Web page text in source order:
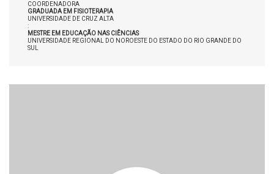
COORDENADORA
GRADUADA EM FISIOTERAPIA
UNIVERSIDADE DE CRUZ ALTA
:
MESTRE EM EDUCAÇÃO NAS CIÊNCIAS
UNIVERSIDADE REGIONAL DO NOROESTE DO ESTADO DO RIO GRANDE DO
SUL